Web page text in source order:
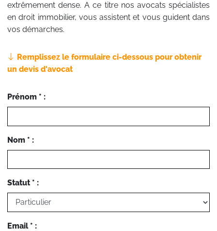
extrêmement dense. A ce titre nos avocats spécialistes
en droit immobilier, vous assistent et vous guident dans
vos démarches.
Remplissez le formulaire ci-dessous pour obtenir
un devis d'avocat
Prénom * :
Nom * :
Statut * :
Email * :